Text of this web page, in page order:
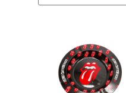
ROLLING
STONES
cantidad